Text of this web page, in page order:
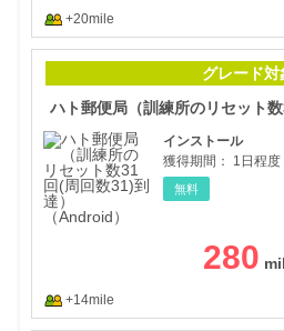
+20mile
グレード対
インストール
獲得期間：
1日程度
無料
280
+14mile